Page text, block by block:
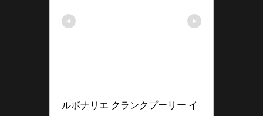
ルボナリエ クランクプーリー イ